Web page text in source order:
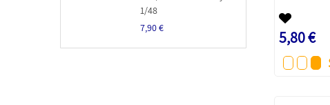
1/48
7,90 €
5,80 €